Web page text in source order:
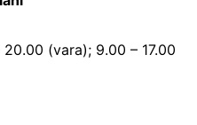
20.00 (vara); 9.00 – 17.00